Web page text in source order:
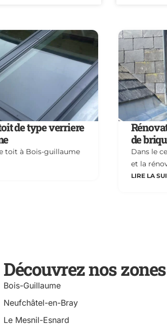
de type verriere
toit à Bois-guillaume
de
Dans le
et la
LIRE LA
Découvrez nos
Bois-Guillaume
Neufchâtel-en-Bray
Le Mesnil-Esnard